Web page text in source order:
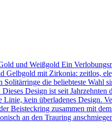
und Weißgold Ein
Gelbgold mit Zirkonia: zeitlos,
die beliebteste
Design ist seit
kein überladenes
Beisteckring zusammen mit
an den Trauring